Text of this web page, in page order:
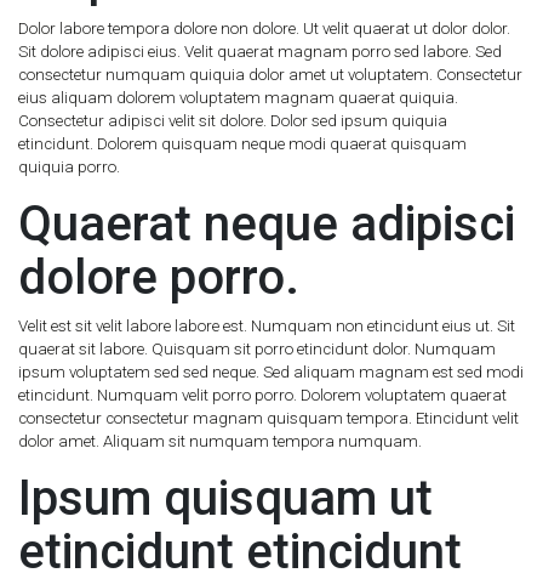
Dolor labore tempora dolore non dolore. Ut velit quaerat ut dolor dolor.
Sit dolore adipisci eius. Velit quaerat magnam porro sed labore. Sed
consectetur numquam quiquia dolor amet ut voluptatem. Consectetur
eius aliquam dolorem voluptatem magnam quaerat quiquia.
Consectetur adipisci velit sit dolore. Dolor sed ipsum quiquia
etincidunt. Dolorem quisquam neque modi quaerat quisquam
quiquia porro.
Quaerat neque adipisci
dolore porro.
Velit est sit velit labore labore est. Numquam non etincidunt eius ut. Sit
quaerat sit labore. Quisquam sit porro etincidunt dolor. Numquam
ipsum voluptatem sed sed neque. Sed aliquam magnam est sed modi
etincidunt. Numquam velit porro porro. Dolorem voluptatem quaerat
consectetur consectetur magnam quisquam tempora. Etincidunt velit
dolor amet. Aliquam sit numquam tempora numquam.
Ipsum quisquam ut
etincidunt etincidunt